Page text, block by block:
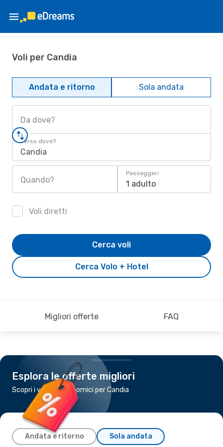
Voli per Candia
Andata e ritorno Sola andata
Da dove?
Verso dove?
Candia
Quando?
Passeggeri
1 adulto
Voli diretti
Cerca Volo + Hotel
Cerca voli
Migliori offerte FAQ
Esplora le offerte migliori
Scopri i voli più economici per Candia
Andata e ritorno Sola andata